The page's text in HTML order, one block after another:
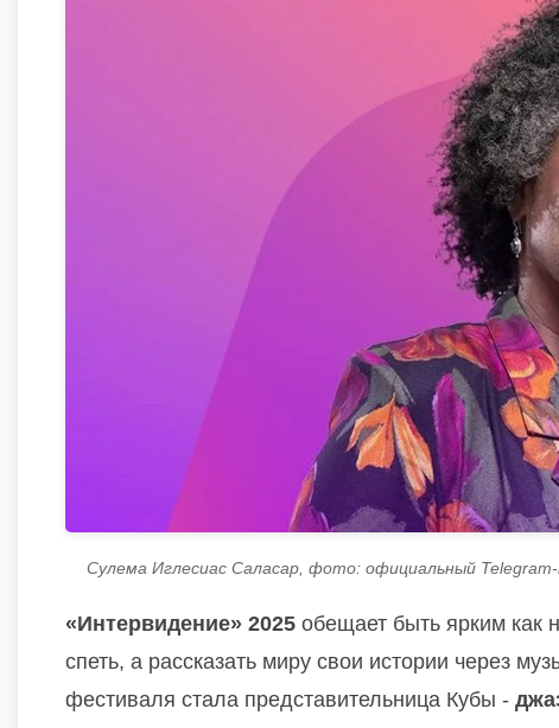
Сулема Иглесиас Саласар, фото: официальный
«Интервидение» 2025 обещает быть ярким как
спеть, а рассказать миру свои истории через
фестиваля стала представительница Кубы -